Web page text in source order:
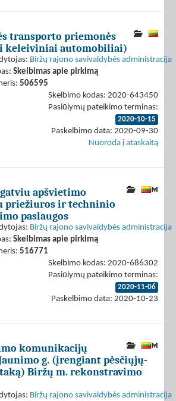
transporto priemonės
keleiviniai automobiliai)
Biržų rajono savivaldybės administracija
Skelbimas apie pirkimą
506595
Skelbimo kodas: 2020-643450
Pasiūlymų pateikimo terminas:
2020-10-15
Paskelbimo data: 2020-09-30
Nuoroda į ataskaitą
apšvietimo
priežiuros ir techninio
paslaugos
Biržų rajono savivaldybės administracija
Skelbimas apie pirkimą
516771
Skelbimo kodas: 2020-686302
Pasiūlymų pateikimo terminas:
2020-11-06
Paskelbimo data: 2020-10-23
komunikacijų
g. (įrengiant pėsčiųjų-
Biržų m. rekonstravimo
Biržų rajono savivaldybės administracija